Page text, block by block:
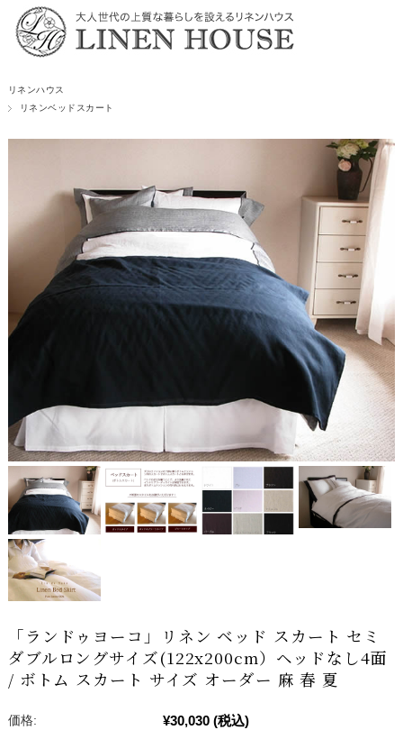
リネンハウス
リネンベッドスカート
「ランドゥヨーコ」リネン ベッド スカート セミ
ダブルロングサイズ(122x200cm）ヘッドなし4面
/ ボトム スカート サイズ オーダー 麻 春 夏
価格: ¥30,030 (税込)